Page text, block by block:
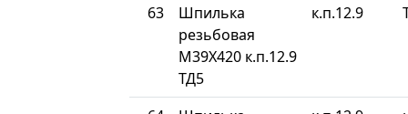
63
Шпилька
резьбовая
М39Х420 к.п.12.9
ТД5
к.п.12.9